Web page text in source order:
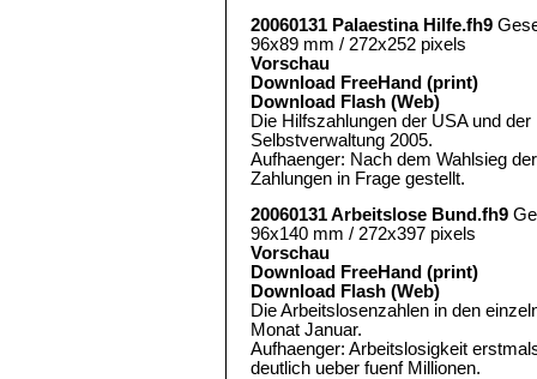
20060131 Palaestina Hilfe.fh9
96x89 mm / 272x252 pixels
Vorschau
Download FreeHand (print)
Download Flash (Web)
Die Hilfszahlungen der USA und
Selbstverwaltung 2005.
Aufhaenger: Nach dem Wahlsieg
Zahlungen in Frage gestellt.
20060131 Arbeitslose Bund.fh9
96x140 mm / 272x397 pixels
Vorschau
Download FreeHand (print)
Download Flash (Web)
Die Arbeitslosenzahlen in den
Monat Januar.
Aufhaenger: Arbeitslosigkeit
deutlich ueber fuenf Millionen.